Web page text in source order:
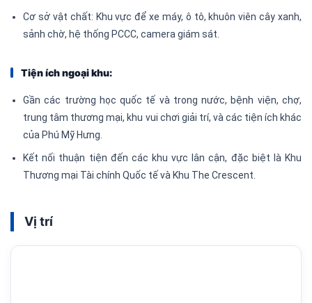
Cơ sở vật chất: Khu vực để xe máy, ô tô, khuôn viên cây xanh,
sảnh chờ, hệ thống PCCC, camera giám sát.
Tiện ích ngoại khu:
Gần các trường học quốc tế và trong nước, bệnh viện, chợ,
trung tâm thương mại, khu vui chơi giải trí, và các tiện ích khác
của Phú Mỹ Hưng.
Kết nối thuận tiện đến các khu vực lân cận, đặc biệt là Khu
Thương mại Tài chính Quốc tế và Khu The Crescent.
Vị trí